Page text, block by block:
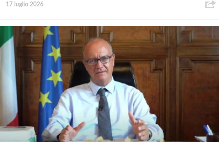
17 luglio 2026